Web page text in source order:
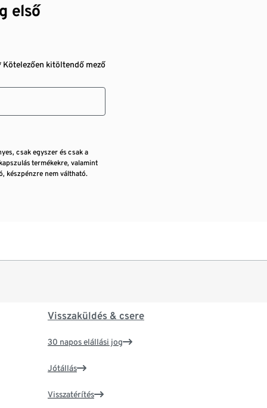
első
Kötelezően kitöltendő mező
csak egyszer és csak a
termékekre, valamint
készpénzre nem váltható.
Visszaküldés & csere
30 napos elállási jog
Jótállás
Visszatérítés